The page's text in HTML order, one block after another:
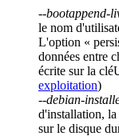
--bootappend-
le nom
L'option «
données entre
écrite sur la
exploitation)
--debian-
d'installation, la
sur le disque